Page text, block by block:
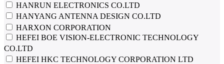
HANRUN ELECTRONICS CO.LTD
HANYANG ANTENNA DESIGN CO.LTD
HARXON CORPORATION
HEFEI BOE VISION-ELECTRONIC TECHNOLOGY
CO.LTD
HEFEI HKC TECHNOLOGY CORPORATION LTD